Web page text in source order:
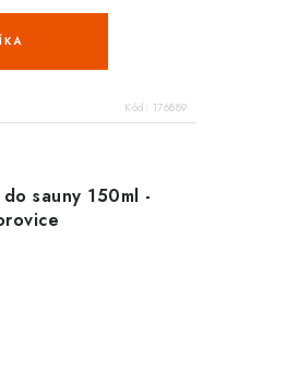
Kód: 176889
sauny 150ml -